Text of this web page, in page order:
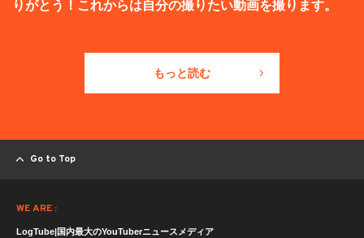
りがとう！これからは自分の撮りたい動画を撮ります。
もっと読む
Go to Top
WE ARE :
LogTube|国内最大のYouTuberニュースメディア